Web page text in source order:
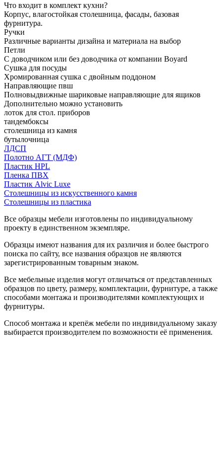
Что входит в комплект кухни?
Корпус, влагостойкая столешница, фасады, базовая
фурнитура.
Ручки
Различные варианты дизайна и материала на выбор
Петли
С доводчиком или без доводчика от компании Boyard
Сушка для посуды
Хромированная сушка с двойным поддоном
Направляющие пвш
Полновыдвижные шариковые направляющие для ящиков
Дополнительно можно установить
лоток для стол. приборов
тандембоксы
столешница из камня
бутылочница
ЛДСП
Полотно АГТ (МДФ)
Пластик HPL
Пленка ПВХ
Пластик Alvic Luxe
Столешницы из искусственного камня
Столешницы из пластика
Все образцы мебели изготовлены по индивидуальному
проекту в единственном экземпляре.
Образцы имеют названия для их различия и более быстрого
поиска по сайту, все названия образцов не являются
зарегистрированным товарным знаком.
Все мебельные изделия могут отличаться от представленных
образцов по цвету, размеру, комплектации, фурнитуре, а также
способами монтажа и производителями комплектующих и
фурнитуры.
Способ монтажа и крепёж мебели по индивидуальному заказу
выбирается производителем по возможности её применения.